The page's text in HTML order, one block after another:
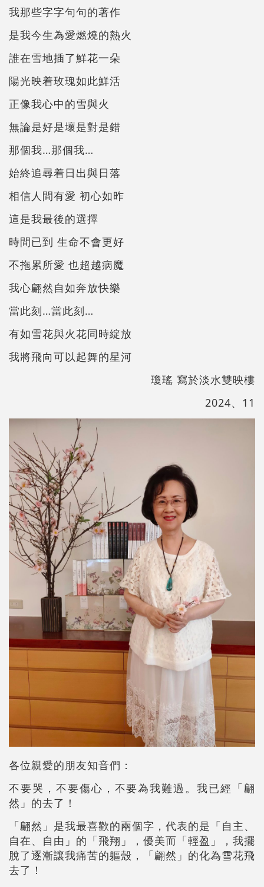
我那些字字句句的著作
是我今生為愛燃燒的熱火
誰在雪地插了鮮花一朵
陽光映着玫瑰如此鮮活
正像我心中的雪與火
無論是好是壞是對是錯
那個我…那個我…
始終追尋着日出與日落
相信人間有愛 初心如昨
這是我最後的選擇
時間已到 生命不會更好
不拖累所愛 也超越病魔
我心翩然自如奔放快樂
當此刻…當此刻…
有如雪花與火花同時綻放
我將飛向可以起舞的星河
瓊瑤 寫於淡水雙映樓
2024、11
各位親愛的朋友知音們：
不要哭，不要傷心，不要為我難過。我已經「翩
然」的去了！
「翩然」是我最喜歡的兩個字，代表的是「自主、
自在、自由」的「飛翔」，優美而「輕盈」，我擺
脫了逐漸讓我痛苦的軀殼，「翩然」的化為雪花飛
去了！